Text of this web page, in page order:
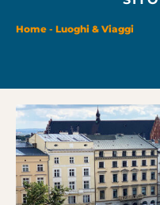
Home - Luoghi & Viaggi